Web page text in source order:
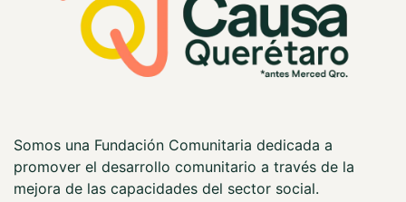
Somos una Fundación Comunitaria dedicada a
promover el desarrollo comunitario a través de la
mejora de las capacidades del sector social.